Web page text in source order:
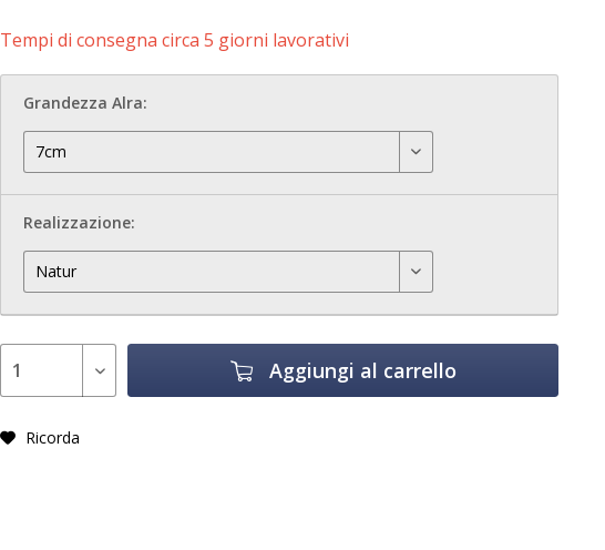
Tempi di consegna circa 5 giorni lavorativi
Grandezza Alra:
Realizzazione:
Aggiungi al carrello
Ricorda